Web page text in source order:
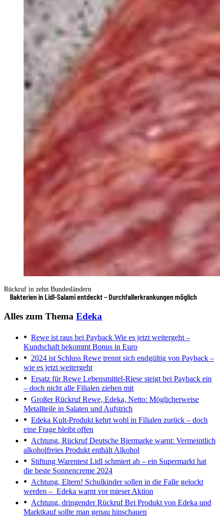
Rückruf in zehn Bundesländern
Bakterien in Lidl-Salami entdeckt – Durchfallerkrankungen möglich
Alles zum Thema Edeka
Rewe ist raus bei Payback Wie es jetzt weitergeht –
Kundschaft bekommt Bonus in Euro
2024 ist Schluss Rewe trennt sich endgültig von Payback –
wie es jetzt weitergeht
Ersatz für Rewe Lebensmittel-Riese steigt bei Payback ein
– doch nicht alle Filialen ziehen mit
Großer RückrufRewe, Edeka, Netto: Möglicherweise
Metallteile in Salaten und Aufstrich
Edeka Kult-Produkt kehrt wohl in Filialen zurück – doch
eine Frage bleibt offen
Achtung, RückrufDeutsche Biermarke warnt: Vermeintlich
alkoholfreies Produkt enthält Alkohol
Stiftung Warentest Lidl schmiert ab – ein Supermarkt hat
die beste Sonnencreme 2024
Achtung, Eltern! Schulkinder sollen in die Falle gelockt
werden – Edeka warnt vor mieser Aktion
Achtung, dringender RückrufBei Produkt von Edeka und
Marktkauf sollte man genau hinschauen